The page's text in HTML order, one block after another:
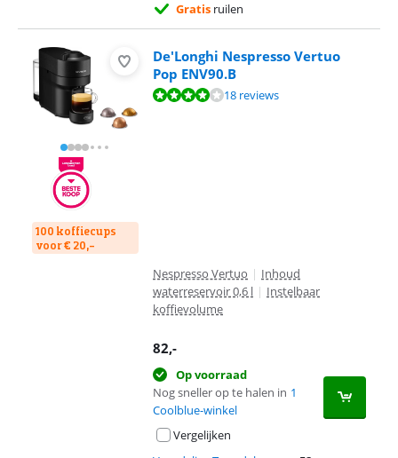
Gratis ruilen
100 koffiecups
voor € 20,-
De'Longhi Nespresso Vertuo
Pop ENV90.B
Beoordeling is 8,0 van de 10, gebaseerd op 18 reviews.
18 reviews
Nespresso Vertuo | Inhoud
waterreservoir 0,6 l | Instelbaar
koffievolume
82,-
Op voorraad
Nog sneller op te halen in 1
Coolblue-winkel
Vergelijken